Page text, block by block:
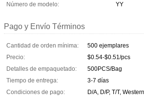
Número de modelo:
YY
Pago y Envío Términos
Cantidad de orden mínima:
500 ejemplares
Precio:
$0.54-$0.51/pcs
Detalles de empaquetado:
500PCS/Bag
Tiempo de entrega:
3-7 días
Condiciones de pago:
D/A, D/P, T/T,